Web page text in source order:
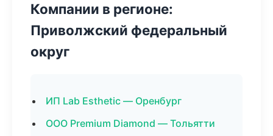
Компании в регионе:
Приволжский федеральный
округ
ИП Lab Esthetic — Оренбург
ООО Premium Diamond — Тольятти